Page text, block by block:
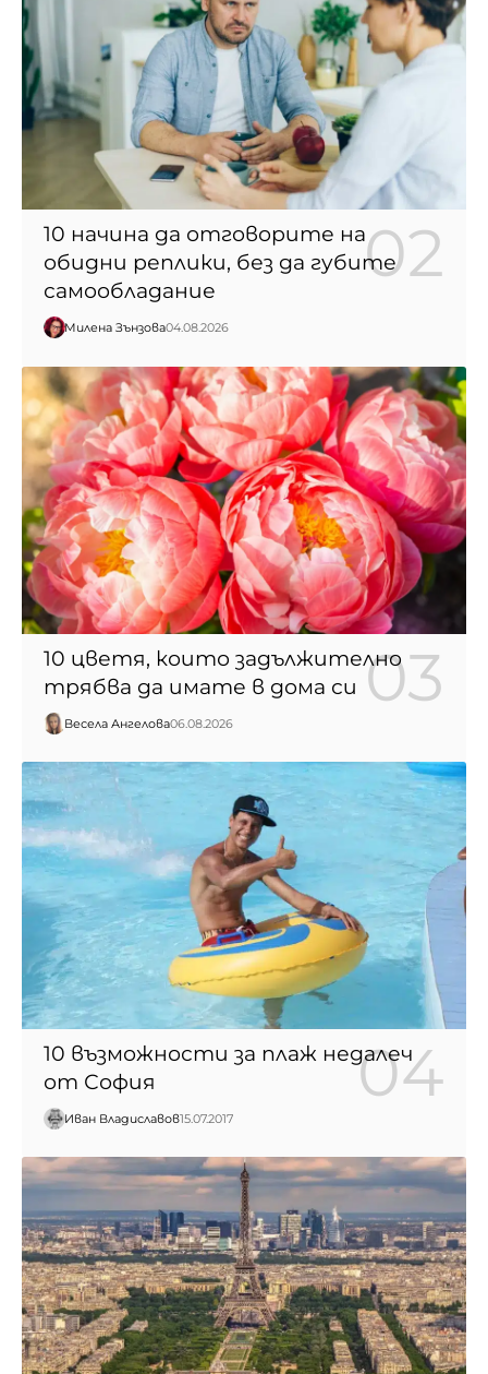
10 начина да отговорите на
обидни реплики, без да губите
самообладание
Милена Зънзова04.08.2026
10 цветя, които задължително
трябва да имате в дома си
Весела Ангелова06.08.2026
10 възможности за плаж недалеч
от София
Иван Владиславов15.07.2017